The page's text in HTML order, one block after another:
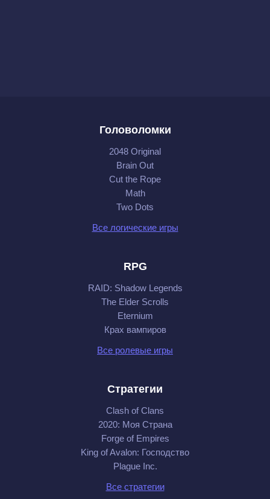
Головоломки
2048 Original
Brain Out
Cut the Rope
Math
Two Dots
Все логические игры
RPG
RAID: Shadow Legends
The Elder Scrolls
Eternium
Крах вампиров
Все ролевые игры
Стратегии
Clash of Clans
2020: Моя Cтрана
Forge of Empires
King of Avalon: Господство
Plague Inc.
Все стратегии